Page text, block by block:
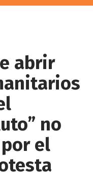
abrir
no
el